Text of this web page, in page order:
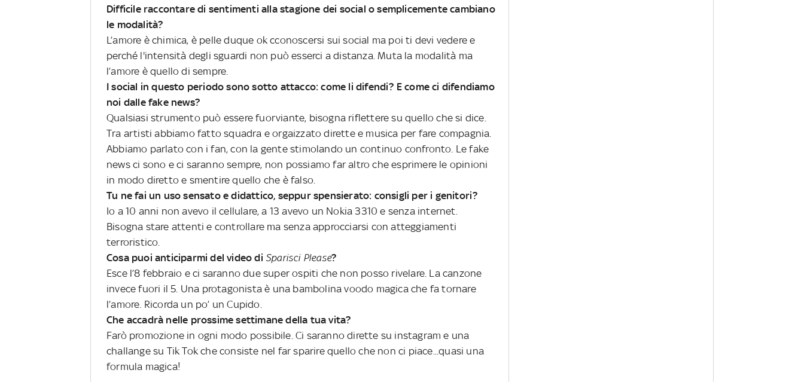
Difficile raccontare di sentimenti alla stagione dei social o semplicemente cambiano
le modalità?
L’amore è chimica, è pelle duque ok cconoscersi sui social ma poi ti devi vedere e
perché l'intensità degli sguardi non può esserci a distanza. Muta la modalità ma
l’amore è quello di sempre.
I social in questo periodo sono sotto attacco: come li difendi? E come ci difendiamo
noi dalle fake news?
Qualsiasi strumento può essere fuorviante, bisogna riflettere su quello che si dice.
Tra artisti abbiamo fatto squadra e orgaizzato dirette e musica per fare compagnia.
Abbiamo parlato con i fan, con la gente stimolando un continuo confronto. Le fake
news ci sono e ci saranno sempre, non possiamo far altro che esprimere le opinioni
in modo diretto e smentire quello che è falso.
Tu ne fai un uso sensato e didattico, seppur spensierato: consigli per i genitori?
Io a 10 anni non avevo il cellulare, a 13 avevo un Nokia 3310 e senza internet.
Bisogna stare attenti e controllare ma senza approcciarsi con atteggiamenti
terroristico.
Cosa puoi anticiparmi del video di Sparisci Please?
Esce l’8 febbraio e ci saranno due super ospiti che non posso rivelare. La canzone
invece fuori il 5. Una protagonista è una bambolina voodo magica che fa tornare
l’amore. Ricorda un po’ un Cupido.
Che accadrà nelle prossime settimane della tua vita?
Farò promozione in ogni modo possibile. Ci saranno dirette su instagram e una
challange su Tik Tok che consiste nel far sparire quello che non ci piace...quasi una
formula magica!